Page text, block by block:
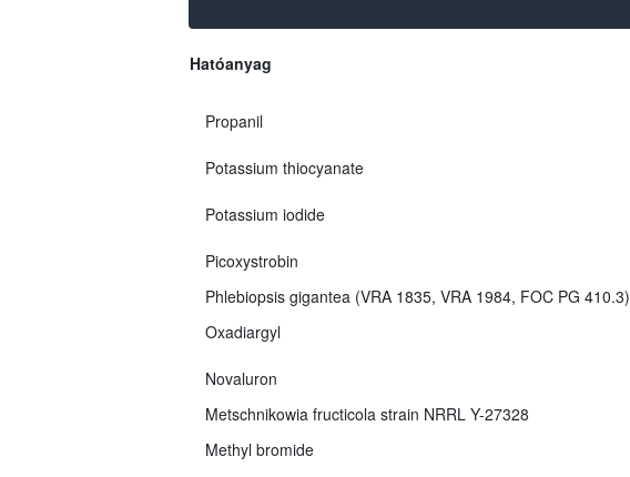
Hatóanyag
Propanil
Potassium thiocyanate
Potassium iodide
Picoxystrobin
Phlebiopsis gigantea (VRA 1835, VRA 1984, FOC PG 410.3)
Oxadiargyl
Novaluron
Metschnikowia fructicola strain NRRL Y-27328
Methyl bromide